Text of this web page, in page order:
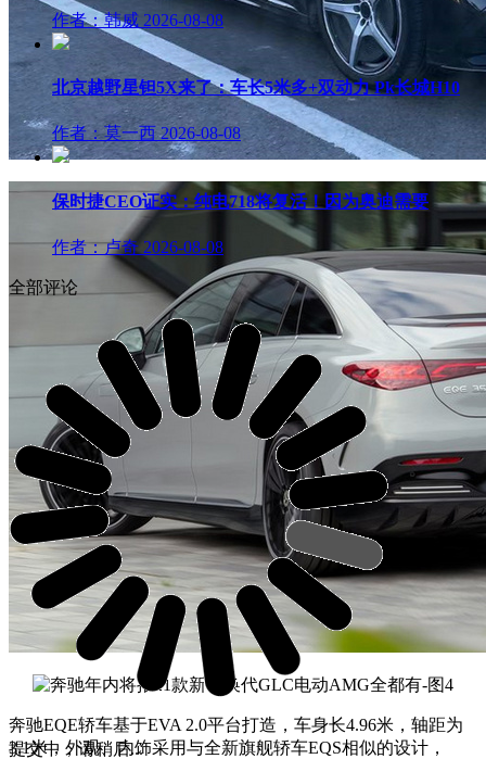
奔驰EQE轿车基于EVA 2.0平台打造，车身长4.96米，轴距为
3.1米，外观、内饰采用与全新旗舰轿车EQS相似的设计，
作者：韩威 2026-08-08
北京越野星钽5X来了：车长5米多+双动力 Pk长城H10
作者：莫一西 2026-08-08
保时捷CEO证实：纯电718将复活！因为奥迪需要
作者：卢奇 2026-08-08
全部评论
提交中，请稍后...